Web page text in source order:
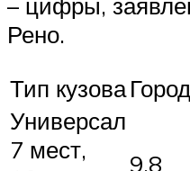
Рено.
Тип кузоваГород
Универсал
7 мест,
9,8